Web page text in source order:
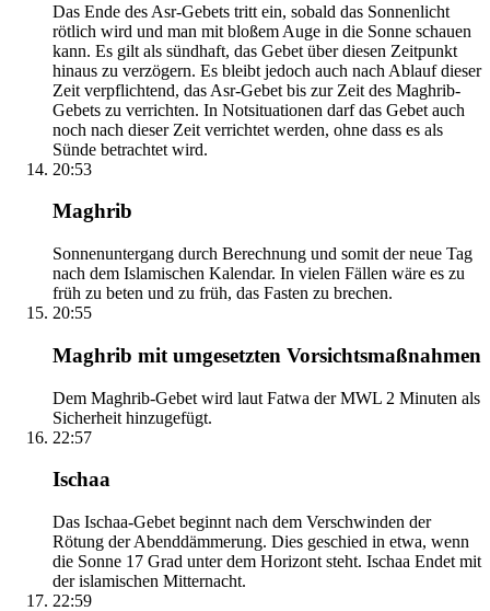
Das Ende des Asr-Gebets tritt ein, sobald das Sonnenlicht
rötlich wird und man mit bloßem Auge in die Sonne schauen
kann. Es gilt als sündhaft, das Gebet über diesen Zeitpunkt
hinaus zu verzögern. Es bleibt jedoch auch nach Ablauf dieser
Zeit verpflichtend, das Asr-Gebet bis zur Zeit des Maghrib-
Gebets zu verrichten. In Notsituationen darf das Gebet auch
noch nach dieser Zeit verrichtet werden, ohne dass es als
Sünde betrachtet wird.
20:53
Maghrib
Sonnenuntergang durch Berechnung und somit der neue Tag
nach dem Islamischen Kalendar. In vielen Fällen wäre es zu
früh zu beten und zu früh, das Fasten zu brechen.
20:55
Maghrib mit umgesetzten Vorsichtsmaßnahmen
Dem Maghrib-Gebet wird laut Fatwa der MWL 2 Minuten als
Sicherheit hinzugefügt.
22:57
Ischaa
Das Ischaa-Gebet beginnt nach dem Verschwinden der
Rötung der Abenddämmerung. Dies geschied in etwa, wenn
die Sonne 17 Grad unter dem Horizont steht. Ischaa Endet mit
der islamischen Mitternacht.
22:59